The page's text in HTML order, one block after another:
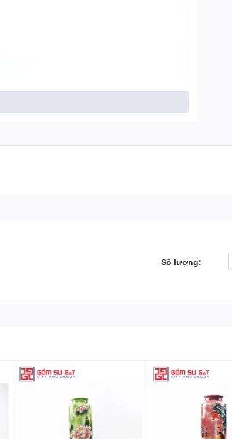
Xảo
một nét quyến rũ độc đáo. Những họa tiết được
Tràng biến những khúc khắc thành những
Số lượng: